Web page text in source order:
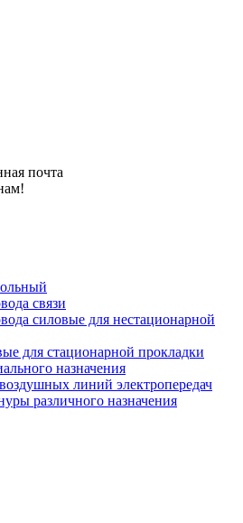
почта
связи
силовые для нестационарной
для стационарной прокладки
назначения
линий электропередач
различного назначения